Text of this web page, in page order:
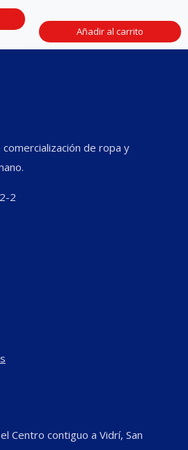
Añadir al carrito
de ropa y
2
Centro contiguo a Vidrí, San